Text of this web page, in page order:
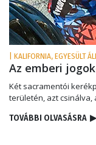
| KALIFORNIA, EGYESÜLT
Az emberi
Két sacramentói
területén, azt csinálva,
TOVÁBBI OLVASÁSRA ▶